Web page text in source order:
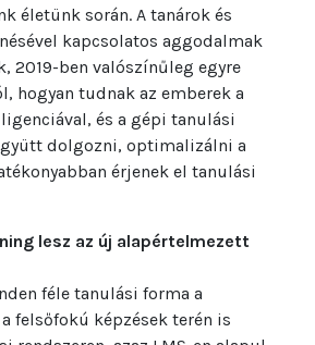
életünk során. A tanárok és
kapcsolatos aggodalmak
2019-ben valószínűleg egyre
hogyan tudnak az emberek a
és a gépi tanulási
dolgozni, optimalizálni a
érjenek el tanulási
lesz az új alapértelmezett
féle tanulási forma a
felsőfokú képzések terén is